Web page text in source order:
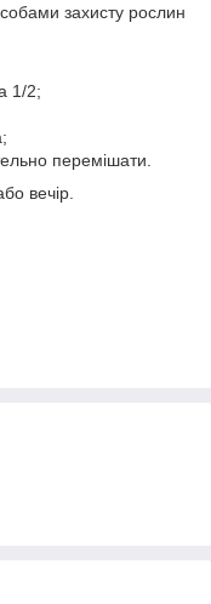
захисту рослин
1/2;
перемішати.
вечір.